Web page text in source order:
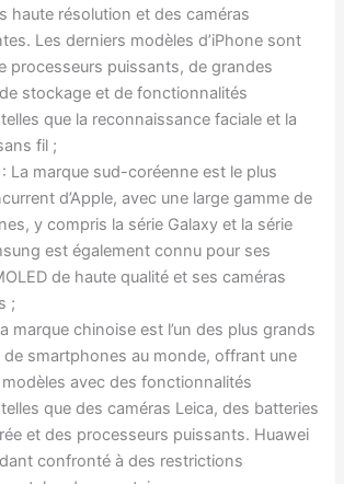
haute résolution et des caméras
Les derniers modèles d’iPhone sont
processeurs puissants, de grandes
stockage et de fonctionnalités
que la reconnaissance faciale et la
fil ;
: La marque sud-coréenne est le plus
d’Apple, avec une large gamme de
y compris la série Galaxy et la série
est également connu pour ses
de haute qualité et ses caméras
;
marque chinoise est l’un des plus grands
smartphones au monde, offrant une
avec des fonctionnalités
que des caméras Leica, des batteries
et des processeurs puissants. Huawei
confronté à des restrictions